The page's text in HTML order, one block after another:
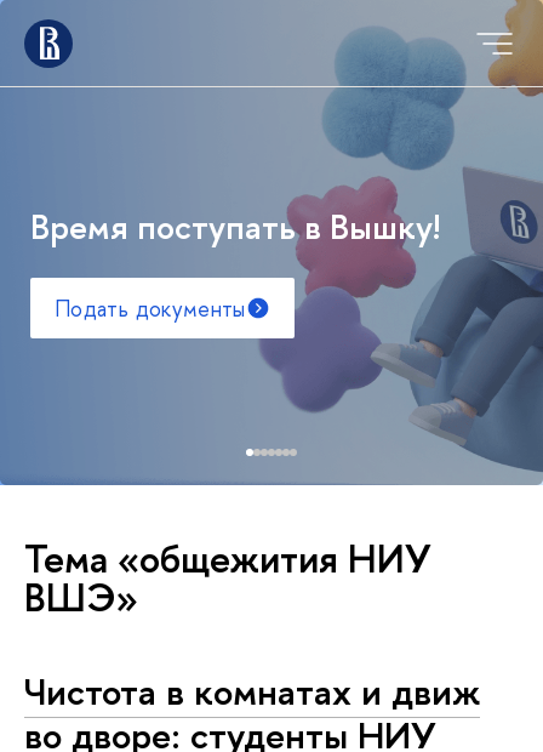
Время поступать в Вышку!
Подать документы
Тема «общежития НИУ
ВШЭ»
Чистота в комнатах и движ
во дворе: студенты НИУ